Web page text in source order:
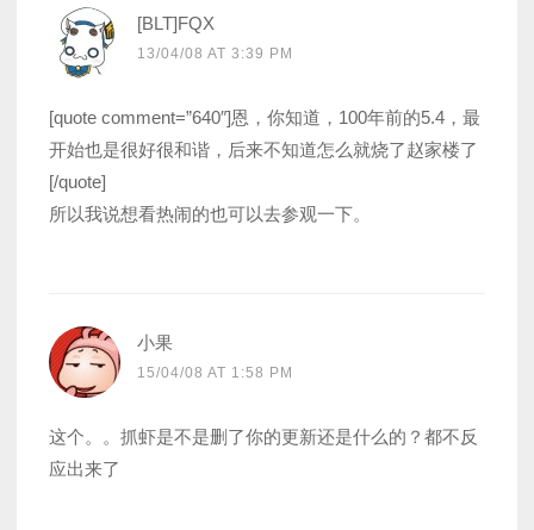
[BLT]FQX
13/04/08 AT 3:39 PM
[quote comment=”640″]恩，你知道，100年前的5.4，最
开始也是很好很和谐，后来不知道怎么就烧了赵家楼了
[/quote]
所以我说想看热闹的也可以去参观一下。
小果
15/04/08 AT 1:58 PM
这个。。抓虾是不是删了你的更新还是什么的？都不反
应出来了